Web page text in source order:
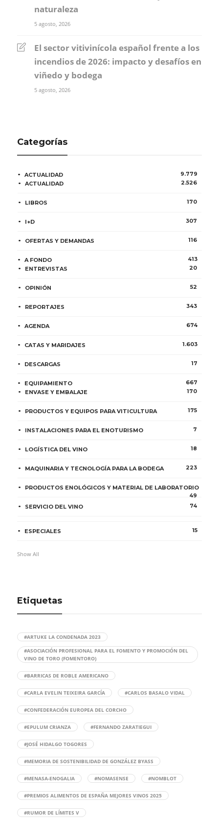
naturaleza
5 agosto, 2026
El sector vitivinícola español frente a los
incendios de 2026: impacto y desafíos en
viñedo y bodega
5 agosto, 2026
Categorías
ACTUALIDAD
9.779
ACTUALIDAD
2.526
LIBROS 170
I+D 307
OFERTAS Y DEMANDAS 116
A FONDO
413
ENTREVISTAS
20
OPINIÓN 52
REPORTAJES 343
AGENDA 674
CATAS Y MARIDAJES 1.603
DESCARGAS 17
EQUIPAMIENTO
667
ENVASE Y EMBALAJE
170
PRODUCTOS Y EQUIPOS PARA VITICULTURA 175
INSTALACIONES PARA EL ENOTURISMO 7
LOGÍSTICA DEL VINO 18
MAQUINARIA Y TECNOLOGÍA PARA LA BODEGA 223
PRODUCTOS ENOLÓGICOS Y MATERIAL DE LABORATORIO
49
SERVICIO DEL VINO
74
ESPECIALES 15
Show All
Etiquetas
#ARTUKE LA CONDENADA 2023
#ASOCIACIÓN PROFESIONAL PARA EL FOMENTO Y PROMOCIÓN DEL
VINO DE TORO (FOMENTORO)
#BARRICAS DE ROBLE AMERICANO
#CARLA EVELIN TEIXEIRA GARCÍA #CARLOS BASALO VIDAL
#CONFEDERACIÓN EUROPEA DEL CORCHO
#EPULUM CRIANZA #FERNANDO ZARATIEGUI
#JOSÉ HIDALGO TOGORES
#MEMORIA DE SOSTENIBILIDAD DE GONZÁLEZ BYASS
#MENASA-ENOGALIA #NOMASENSE #NOMBLOT
#PREMIOS ALIMENTOS DE ESPAÑA MEJORES VINOS 2025
#RUMOR DE LÍMITES V